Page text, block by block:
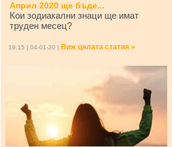
Април 2020 ще бъде...
Кои зодиакални знаци ще имат
труден месец?
19:15 | 04-01-20 | Виж цялата статия »